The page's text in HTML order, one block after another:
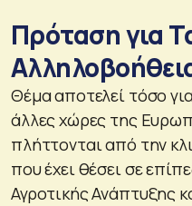
Πρόταση για
Θέμα αποτελεί τόσο
άλλες χώρες της
πλήττονται από την
που έχει θέσει σε
Αγροτικής Ανάπτυξης